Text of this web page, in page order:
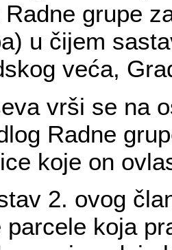
grupe
u čijem
veća,
vrši se na
Radne
koje on
2. ovog
parcele koja